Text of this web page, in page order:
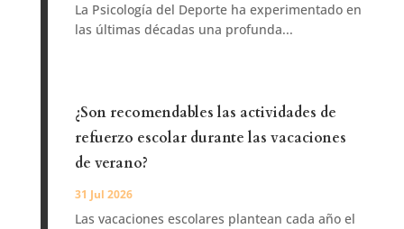
La Psicología del Deporte ha experimentado en
las últimas décadas una profunda...
¿Son recomendables las actividades de
refuerzo escolar durante las vacaciones
de verano?
31 Jul 2026
Las vacaciones escolares plantean cada año el